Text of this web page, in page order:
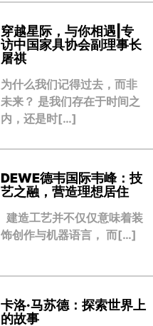
穿越星际，与你相遇|专
访中国家具协会副理事长
屠祺
为什么我们记得过去，而非
未来？ 是我们存在于时间之
内，还是时[…]
DEWE德韦国际韦峰：技
艺之融，营造理想居住
建造工艺并不仅仅意味着装
饰创作与机器语言， 而[…]
卡洛·马苏德：探索世界上
的故事